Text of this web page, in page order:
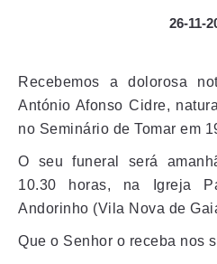
26-11-
Recebemos a dolorosa
António Afonso Cidre,
no Seminário de Tomar em
O seu funeral será
10.30 horas, na Igreja
Andorinho (Vila Nova de
Que o Senhor o receba nos